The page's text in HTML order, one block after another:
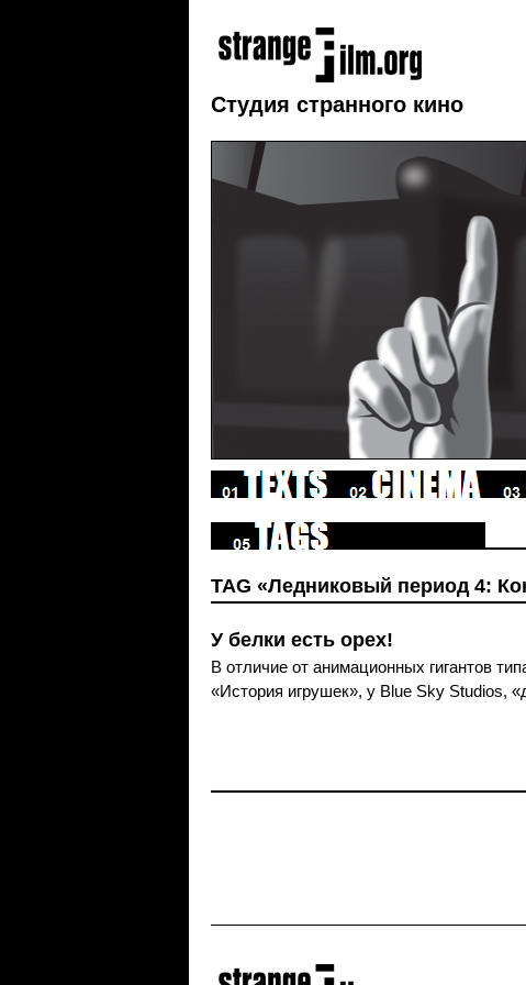
Студия странного кино
TAG «Ледниковый период 4:
У белки есть орех!
В отличие от анимационных гигантов
«История игрушек», у Blue Sky Studios,